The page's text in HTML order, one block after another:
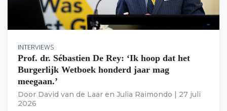
INTERVIEWS
Prof. dr. Sébastien De Rey: ‘Ik hoop dat het
Burgerlijk Wetboek honderd jaar mag
meegaan.’
Door David van de Laar en Julia Raimondo
27 juli
2026